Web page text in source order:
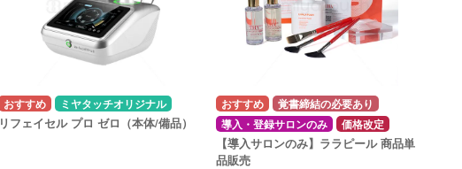
ミヤタッチオリジナル
リフェイセル プロ ゼロ（本体/備品）
覚書締結の必要あり
導入・登録サロンのみ
価格改定
【導入サロンのみ】ララピール 商品単
品販売